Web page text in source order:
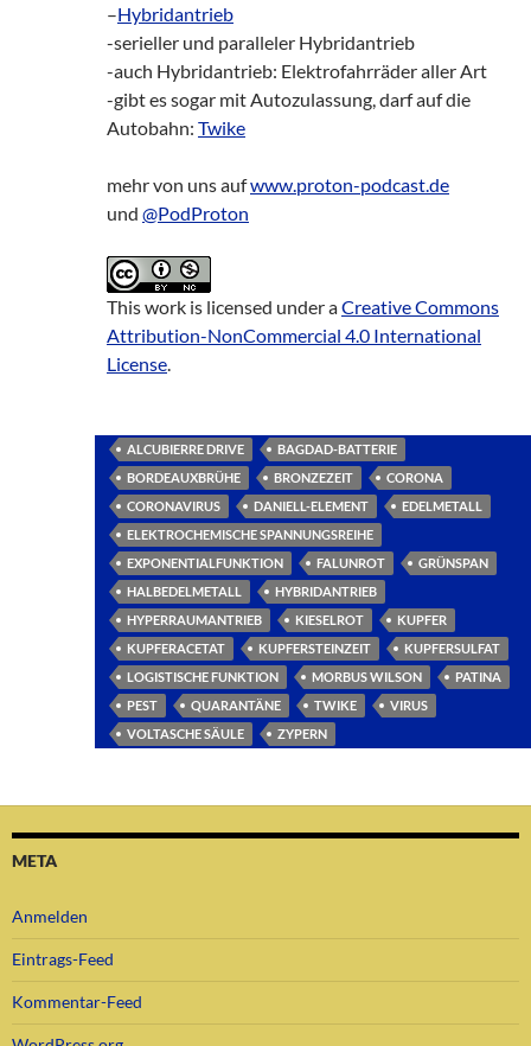
–Hybridantrieb
-serieller und paralleler Hybridantrieb
-auch Hybridantrieb: Elektrofahrräder aller Art
-gibt es sogar mit Autozulassung, darf auf die
Autobahn: Twike
mehr von uns aufwww.proton-podcast.de
und @PodProton
This work is licensed under aCreative Commons
Attribution-NonCommercial 4.0 International
License.
ALCUBIERRE DRIVE
BAGDAD-BATTERIE
BORDEAUXBRÜHE
BRONZEZEIT
CORONA
CORONAVIRUS
DANIELL-ELEMENT
EDELMETALL
ELEKTROCHEMISCHE SPANNUNGSREIHE
EXPONENTIALFUNKTION
FALUNROT
GRÜNSPAN
HALBEDELMETALL
HYBRIDANTRIEB
HYPERRAUMANTRIEB
KIESELROT
KUPFER
KUPFERACETAT
KUPFERSTEINZEIT
KUPFERSULFAT
LOGISTISCHE FUNKTION
MORBUS WILSON
PATINA
PEST
QUARANTÄNE TWIKE
VIRUS
VOLTASCHE SÄULE
ZYPERN
META
Anmelden
Eintrags-Feed
Kommentar-Feed